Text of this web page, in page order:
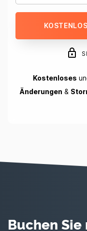
Kostenloses
Änderungen &
Buchen